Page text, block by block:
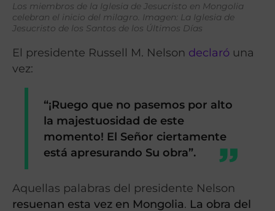
Los miembros de la Iglesia de Jesucristo en Mongolia
celebran el inicio del milagro. Imagen: La Iglesia de
Jesucristo de los Santos de los Últimos Días
El presidente Russell M. Nelson declaró una
vez:
“¡Ruego que no pasemos por alto
la majestuosidad de este
momento! El Señor ciertamente
está apresurando Su obra”.
Aquellas palabras del presidente Nelson
resuenan esta vez en Mongolia. La obra del